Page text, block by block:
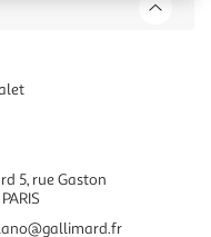
5, rue Gaston